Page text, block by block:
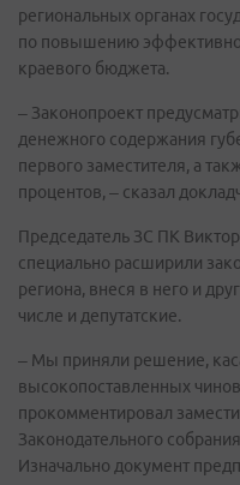
региональных органах
по повышению
краевого бюджета.
– Законопроект
денежного содержания
первого заместителя, а
процентов, – сказал
Председатель ЗС ПК Виктор
специально расширили
региона, внеся в него и
числе и депутатские.
– Мы приняли решение,
высокопоставленных
прокомментировал
Законодательного
Изначально документ